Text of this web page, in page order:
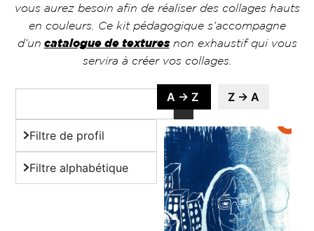
vous aurez besoin afin de réaliser des collages hauts
en couleurs. Ce kit pédagogique s’accompagne
d’un catalogue de texturesnon exhaustif qui vous
servira à créer vos collages.
Filtre de profil
Filtre alphabétique
A → Z Z → A